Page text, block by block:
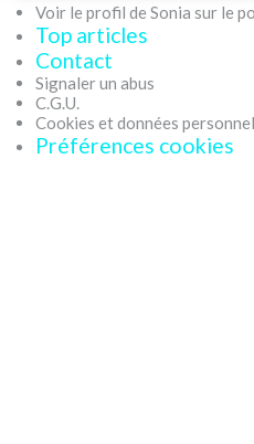
Voir le profil de Sonia sur le
Top articles
Contact
Signaler un abus
C.G.U.
Cookies et données
Préférences cookies